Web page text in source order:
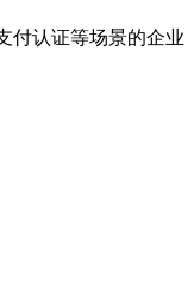
付认证等场景的企业